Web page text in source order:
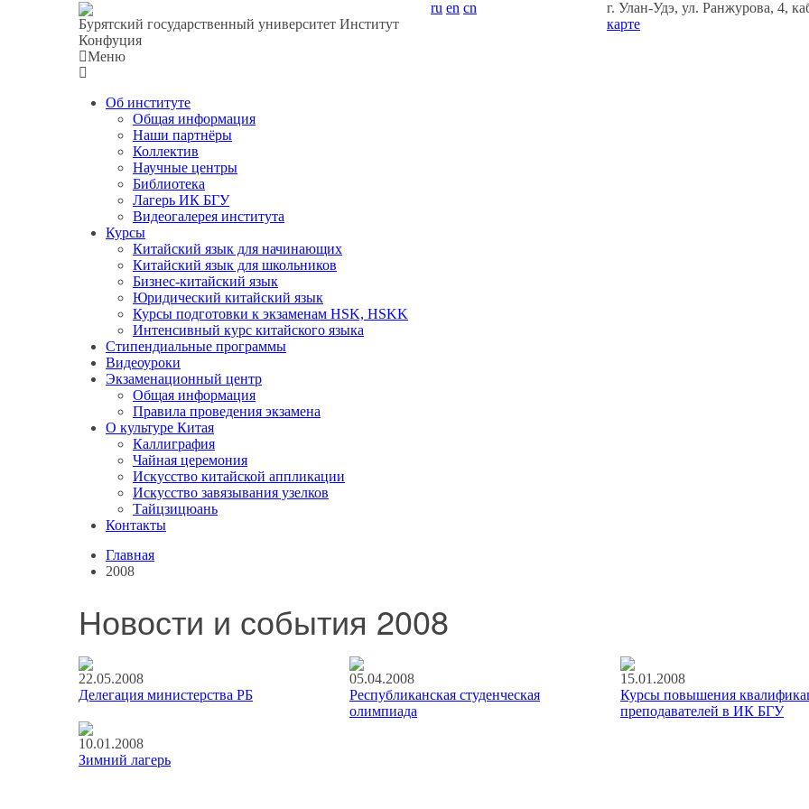
Бурятский государственный университет Институт
Конфуция
ru en cn
г. Улан-Удэ, ул. Ранжурова, 4,
карте
Меню
Об институте
Общая информация
Наши партнёры
Коллектив
Научные центры
Библиотека
Лагерь ИК БГУ
Видеогалерея института
Курсы
Китайский язык для начинающих
Китайский язык для школьников
Бизнес-китайский язык
Юридический китайский язык
Курсы подготовки к экзаменам HSK, HSKK
Интенсивный курс китайск​ого язык​а
Стипендиальные программы
Видеоуроки
Экзаменационный центр
Общая информация
Правила проведения экзамена
О культуре Китая
Каллиграфия
Чайная церемония
Искусство китайской аппликации
Искусство завязывания узелков
Тайцзицюань
Контакты
Главная
2008
Новости и события 2008
22.05.2008
Делегация министерства РБ
05.04.2008
Республиканская студенческая
олимпиада
15.01.2008
Курсы повышения
преподавателей в ИК БГУ
10.01.2008
Зимний лагерь